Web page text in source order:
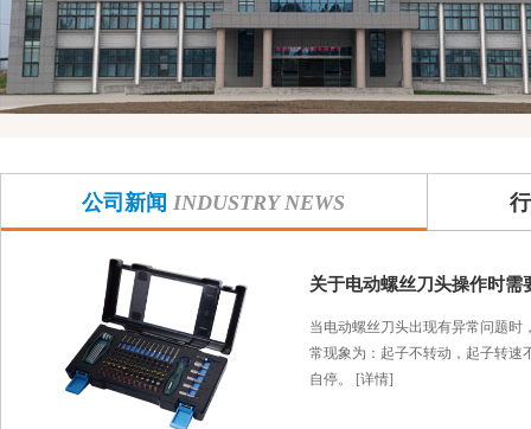
公司新闻 INDUSTRY NEWS
关于电动螺丝刀头操作时需
当电动螺丝刀头出现有异常问题时
常现象为：起子不转动，起子转速
自停。
[详情]